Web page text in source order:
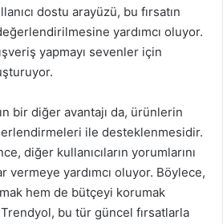
dostu arayüzü, bu fırsatın
yardımcı oluyor.
yapmayı sevenler için
bir diğer avantajı da, ürünlerin
ile desteklenmesidir.
diğer kullanıcıların yorumlarını
vermeye yardımcı oluyor. Böylece,
hem de bütçeyi korumak
bu tür güncel fırsatlarla